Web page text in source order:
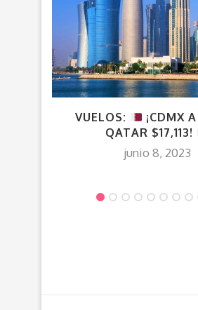
VUELOS:
¡CDMX
QATAR $17,113!
junio 8, 2023